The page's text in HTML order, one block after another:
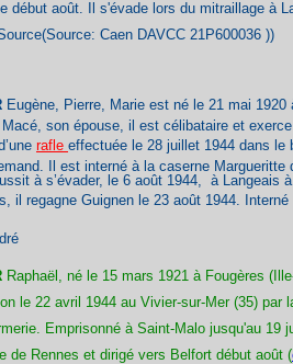
début août. Il s'évade lors du mitraillage à
Caen DAVCC 21P600036 ))
Eugène, Pierre, Marie est né le 21 mai
Macé, son épouse, il est célibataire et
rafle effectuée le 28 juillet 1944 dans le
Il est interné à la caserne
à s’évader, le 6 août 1944, à Langeais
il regagne Guignen le 23 août 1944.
Raphaël, né le 15 mars 1921 à Fougères
le 22 avril 1944 au Vivier-sur-Mer (35) par
Emprisonné à Saint-Malo jusqu'au 19
de Rennes et dirigé vers Belfort début août (